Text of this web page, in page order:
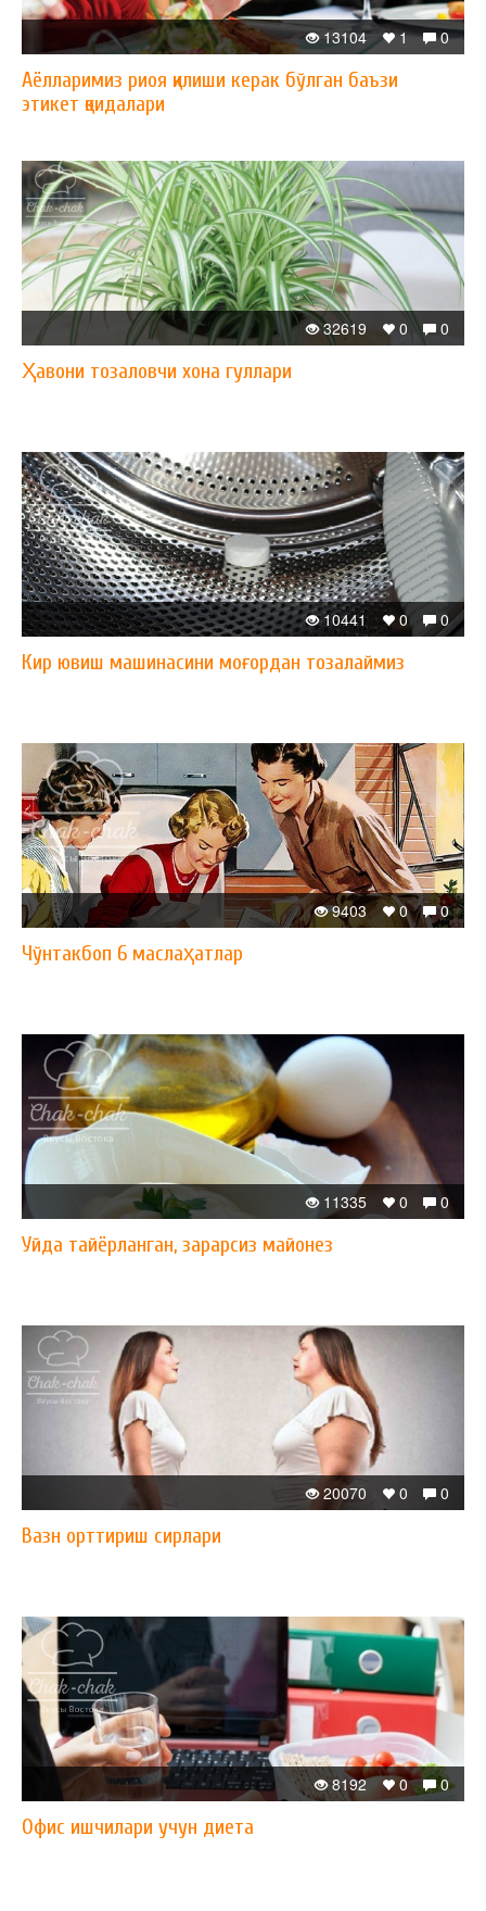
0
1
13104
Аёлларимиз риоя қилиши керак бўлган баъзи
этикет қоидалари
0
0
32619
Ҳавони тозаловчи хона гуллари
0
0
10441
Кир ювиш машинасини моғордан тозалаймиз
0
0
9403
Чўнтакбоп 6 маслаҳатлар
0
0
11335
Уйда тайёрланган, зарарсиз майонез
0
0
20070
Вазн орттириш сирлари
0
0
8192
Офис ишчилари учун диета